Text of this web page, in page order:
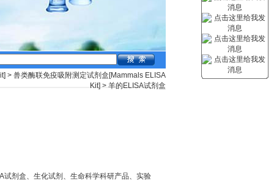
> 兽类酶联免疫吸附测定试剂盒[Mammals ELISA
Kit] > 羊的ELISA试剂盒
试剂盒、生化试剂、生命科学科研产品、实验